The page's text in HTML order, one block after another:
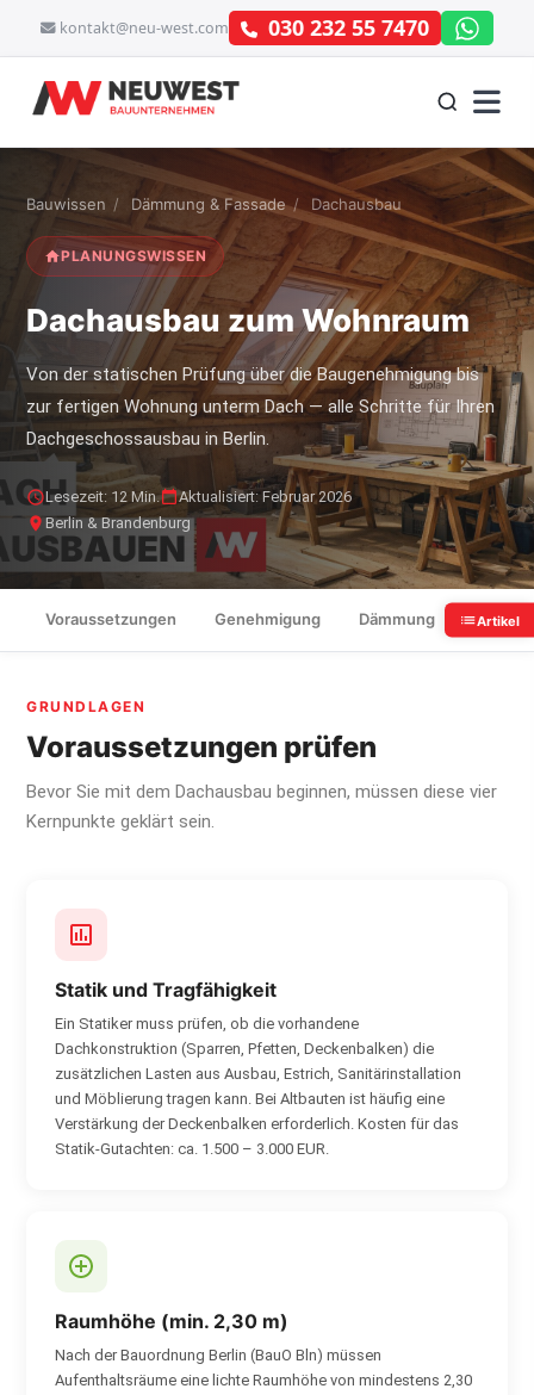
kontakt@neu-west.com 030 232 55 7470
Bauwissen / Dämmung & Fassade / Dachausbau
PLANUNGSWISSEN
Dachausbau zum Wohnraum
Von der statischen Prüfung über die Baugenehmigung bis
zur fertigen Wohnung unterm Dach — alle Schritte für Ihren
Dachgeschossausbau in Berlin.
Lesezeit: 12 Min.
Aktualisiert: Februar 2026
Berlin & Brandenburg
Voraussetzungen Genehmigung Dämmung Fenster
Artikel
GRUNDLAGEN
Voraussetzungen prüfen
Bevor Sie mit dem Dachausbau beginnen, müssen diese vier
Kernpunkte geklärt sein.
Statik und Tragfähigkeit
Ein Statiker muss prüfen, ob die vorhandene
Dachkonstruktion (Sparren, Pfetten, Deckenbalken) die
zusätzlichen Lasten aus Ausbau, Estrich, Sanitärinstallation
und Möblierung tragen kann. Bei Altbauten ist häufig eine
Verstärkung der Deckenbalken erforderlich. Kosten für das
Statik-Gutachten: ca. 1.500 – 3.000 EUR.
Raumhöhe (min. 2,30 m)
Nach der Bauordnung Berlin (BauO Bln) müssen
Aufenthaltsräume eine lichte Raumhöhe von mindestens 2,30